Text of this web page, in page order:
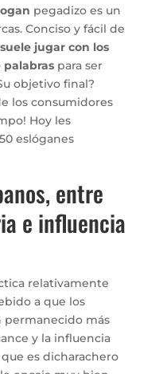
pegadizo es un
Conciso y fácil de
jugar con los
palabraspara ser
objetivo final?
los consumidores
Hoy les
eslóganes
entre
e influencia
relativamente
a que los
permanecido más
y la influencia
es dicharachero